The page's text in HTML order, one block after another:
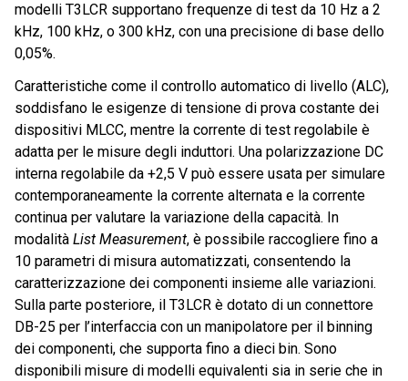
modelli T3LCR supportano frequenze di test da 10 Hz a 2
kHz, 100 kHz, o 300 kHz, con una precisione di base dello
0,05%.
Caratteristiche come il controllo automatico di livello (ALC),
soddisfano le esigenze di tensione di prova costante dei
dispositivi MLCC, mentre la corrente di test regolabile è
adatta per le misure degli induttori. Una polarizzazione DC
interna regolabile da +2,5 V può essere usata per simulare
contemporaneamente la corrente alternata e la corrente
continua per valutare la variazione della capacità. In
modalità List Measurement, è possibile raccogliere fino a
10 parametri di misura automatizzati, consentendo la
caratterizzazione dei componenti insieme alle variazioni.
Sulla parte posteriore, il T3LCR è dotato di un connettore
DB-25 per l’interfaccia con un manipolatore per il binning
dei componenti, che supporta fino a dieci bin. Sono
disponibili misure di modelli equivalenti sia in serie che in